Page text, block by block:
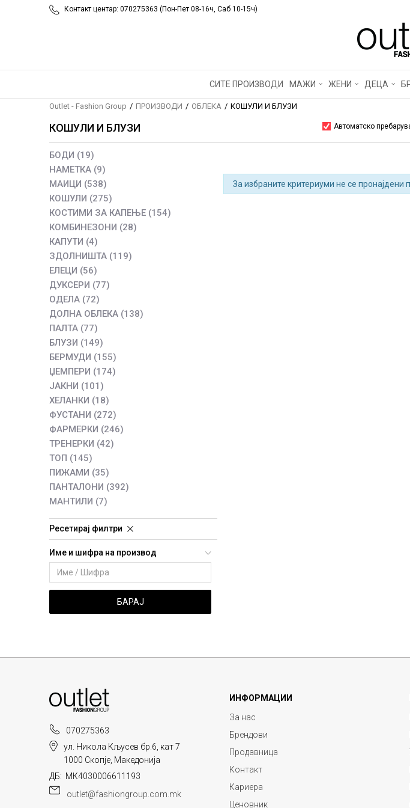
Контакт центар: 070275363 (Пон-Пет 08-16ч, Саб 10-15ч)
СИТЕ ПРОИЗВОДИ МАЖИ ЖЕНИ ДЕЦА
Outlet - Fashion Group ПРОИЗВОДИ ОБЛЕКА КОШУЛИ И БЛУЗИ
КОШУЛИ И БЛУЗИ Автоматско
БОДИ (19)
НАМЕТКА (9)
МАИЦИ (538)
КОШУЛИ (275)
КОСТИМИ ЗА КАПЕЊЕ (154)
КОМБИНЕЗОНИ (28)
КАПУТИ (4)
ЗДОЛНИШТА (119)
ЕЛЕЦИ (56)
ДУКСЕРИ (77)
ОДЕЛА (72)
ДОЛНА ОБЛЕКА (138)
ПАЛТА (77)
БЛУЗИ (149)
БЕРМУДИ (155)
ЏЕМПЕРИ (174)
ЈАКНИ (101)
ХЕЛАНКИ (18)
ФУСТАНИ (272)
ФАРМЕРКИ (246)
ТРЕНЕРКИ (42)
ТОП (145)
ПИЖАМИ (35)
ПАНТАЛОНИ (392)
МАНТИЛИ (7)
Ресетирај филтри
Име и шифра на производ
БАРАЈ
За избраните критериуми не се пронајдени
070275363
ул. Никола Кљусев бр.6, кат 7
1000 Скопје, Македонија
ДБ: МК4030006611193
outlet@fashiongroup.com.mk
ИНФОРМАЦИИ
За нас
Брендови
Продавница
Контакт
Кариера
Ценовник